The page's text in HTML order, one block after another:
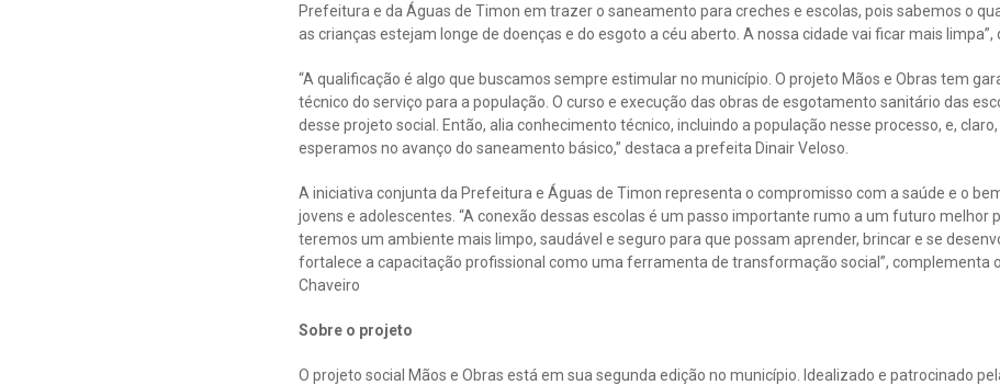
Prefeitura e da Águas de Timon em trazer o saneamento para creches e escolas, pois sabemos o
as crianças estejam longe de doenças e do esgoto a céu aberto. A nossa cidade vai ficar mais limpa”,
“A qualificação é algo que buscamos sempre estimular no município. O projeto Mãos e Obras tem
técnico do serviço para a população. O curso e execução das obras de esgotamento sanitário das
desse projeto social. Então, alia conhecimento técnico, incluindo a população nesse processo, e,
esperamos no avanço do saneamento básico,” destaca a prefeita Dinair Veloso.
A iniciativa conjunta da Prefeitura e Águas de Timon representa o compromisso com a saúde e o
jovens e adolescentes. “A conexão dessas escolas é um passo importante rumo a um futuro melhor
teremos um ambiente mais limpo, saudável e seguro para que possam aprender, brincar e se
fortalece a capacitação profissional como uma ferramenta de transformação social”, complementa
Chaveiro
Sobre o projeto
O projeto social Mãos e Obras está em sua segunda edição no município. Idealizado e patrocinado